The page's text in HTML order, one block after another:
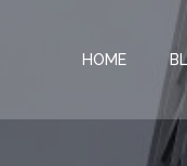
HOME